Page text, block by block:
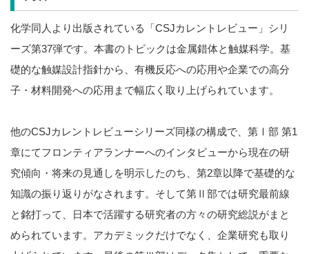
化学同人より出版されている「CSJカレントレビュー」シリ
ーズ第37弾です。本書のトピックは金属錯体と触媒科学。基
礎的な触媒設計指針から、有機反応への応用や企業での高分
子・材料開発への応用まで幅広く取り上げられています。
他のCSJカレントレビューシリーズ同様の構成で、第Ⅰ部 第1
章にてフロンティアランナーへのインタビューから現在の研
究傾向・将来の見通しを明示したのち、第2章以降で基礎的な
知識の振り返りがなされます。そして第Ⅱ部では研究最前線
と銘打って、日本で活躍する研究者の方々の研究総説がまと
められています。アカデミックだけでなく、企業研究も取り